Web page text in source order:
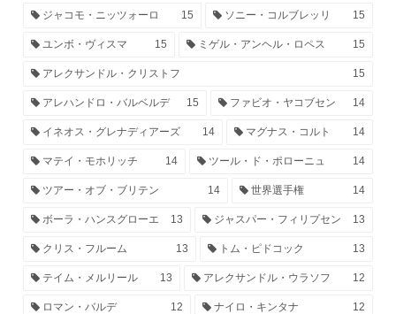
ジャコモ・ニッツォーロ 15 ソニー・コルブレッリ 15
ユンボ・ヴィスマ 15 ミゲル・アンヘル・ロペス 15
アレクサンドル・クリストフ 15
アレハンドロ・バルベルデ 15 ファビオ・ヤコブセン 14
イネオス・グレナディアーズ 14 マグナス・コルト 14
マテイ・モホリッチ 14 ツール・ド・ポローニュ 14
ツアー・オブ・ブリテン 14 世界選手権 14
ボーラ・ハンスグローエ 13 ジャスパー・フィリプセン 13
クリス・フルーム 13 トム・ピドコック 13
テイム・メルリール 13 アレクサンドル・ウラソフ 12
ロマン・バルデ 12 ナイロ・キンタナ 12